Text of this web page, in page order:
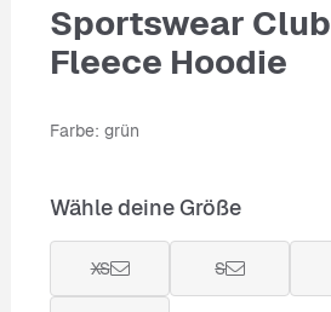
Sportswear Club
Fleece Hoodie
Farbe: grün
Wähle deine Größe
XS S